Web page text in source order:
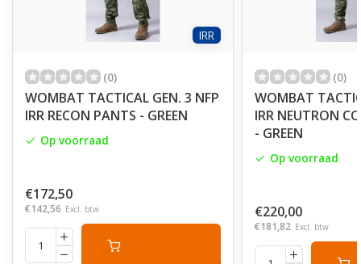
IRR
(0)
WOMBAT TACTICAL GEN. 3 NFP
IRR RECON PANTS - GREEN
Op voorraad
€172,50
€142,56 Excl. btw
(0)
WOMBAT
IRR NEUTRON
- GREEN
Op voorraad
€220,00
€181,82 Excl. btw